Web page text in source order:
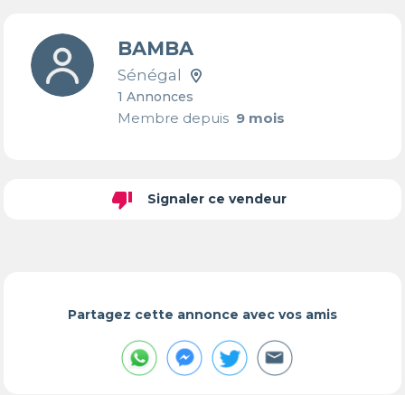
BAMBA
Sénégal
1 Annonces
Membre depuis9 mois
thumb_down Signaler ce vendeur
Partagez cette annonce avec vos amis